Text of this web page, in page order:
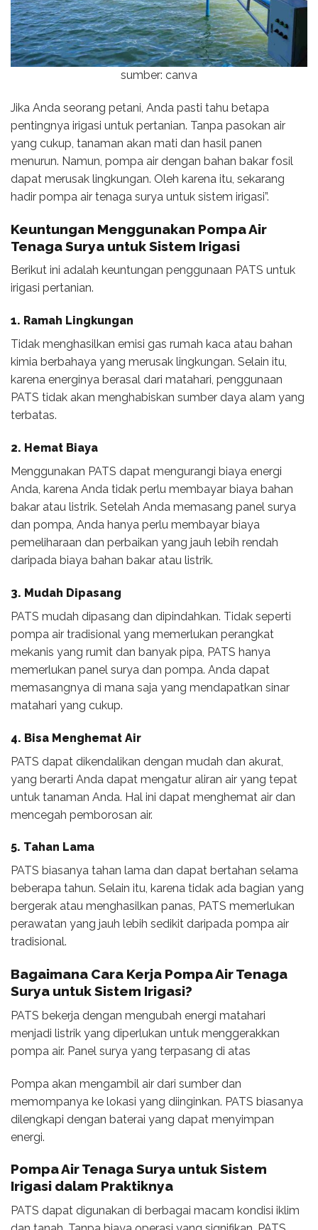
sumber: canva
Jika Anda seorang petani, Anda pasti tahu betapa
pentingnya irigasi untuk pertanian. Tanpa pasokan air
yang cukup, tanaman akan mati dan hasil panen
menurun. Namun, pompa air dengan bahan bakar fosil
dapat merusak lingkungan. Oleh karena itu, sekarang
hadir pompa air tenaga surya untuk sistem irigasi”.
Keuntungan Menggunakan Pompa Air
Tenaga Surya untuk Sistem Irigasi
Berikut ini adalah keuntungan penggunaan PATS untuk
irigasi pertanian.
1. Ramah Lingkungan
Tidak menghasilkan emisi gas rumah kaca atau bahan
kimia berbahaya yang merusak lingkungan. Selain itu,
karena energinya berasal dari matahari, penggunaan
PATS tidak akan menghabiskan sumber daya alam yang
terbatas.
2. Hemat Biaya
Menggunakan PATS dapat mengurangi biaya energi
Anda, karena Anda tidak perlu membayar biaya bahan
bakar atau listrik. Setelah Anda memasang panel surya
dan pompa, Anda hanya perlu membayar biaya
pemeliharaan dan perbaikan yang jauh lebih rendah
daripada biaya bahan bakar atau listrik.
3. Mudah Dipasang
PATS mudah dipasang dan dipindahkan. Tidak seperti
pompa air tradisional yang memerlukan perangkat
mekanis yang rumit dan banyak pipa, PATS hanya
memerlukan panel surya dan pompa. Anda dapat
memasangnya di mana saja yang mendapatkan sinar
matahari yang cukup.
4. Bisa Menghemat Air
PATS dapat dikendalikan dengan mudah dan akurat,
yang berarti Anda dapat mengatur aliran air yang tepat
untuk tanaman Anda. Hal ini dapat menghemat air dan
mencegah pemborosan air.
5. Tahan Lama
PATS biasanya tahan lama dan dapat bertahan selama
beberapa tahun. Selain itu, karena tidak ada bagian yang
bergerak atau menghasilkan panas, PATS memerlukan
perawatan yang jauh lebih sedikit daripada pompa air
tradisional.
Bagaimana Cara Kerja Pompa Air Tenaga
Surya untuk Sistem Irigasi?
PATS bekerja dengan mengubah energi matahari
menjadi listrik yang diperlukan untuk menggerakkan
pompa air. Panel surya yang terpasang di atas
Pompa akan mengambil air dari sumber dan
memompanya ke lokasi yang diinginkan. PATS biasanya
dilengkapi dengan baterai yang dapat menyimpan
energi.
Pompa Air Tenaga Surya untuk Sistem
Irigasi dalam Praktiknya
PATS dapat digunakan di berbagai macam kondisi iklim